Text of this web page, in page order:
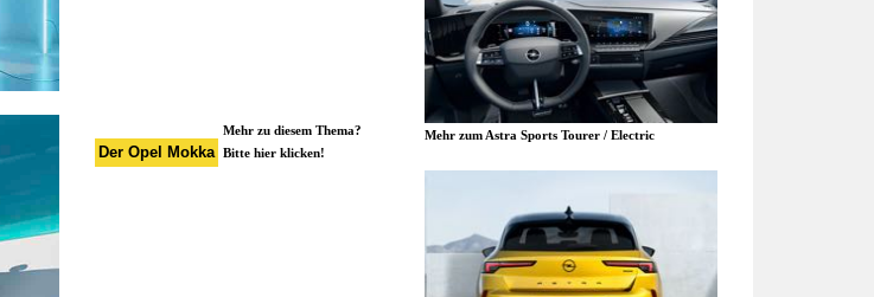
Der Opel Mokka
Mehr zu diesem Thema?
Bitte hier klicken!
Mehr zum Astra Sports Tourer / Electric